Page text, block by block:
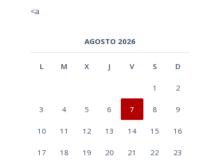
<a
AGOSTO 2026
L M X J V S D
1 2
3 4 5 6 7 8 9
10 11 12 13 14 15 16
17 18 19 20 21 22 23